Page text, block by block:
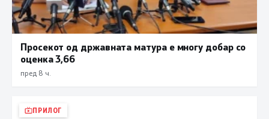
Просекот од државната матура е многу добар со
оценка 3,66
пред 8 ч.
ПРИЛОГ